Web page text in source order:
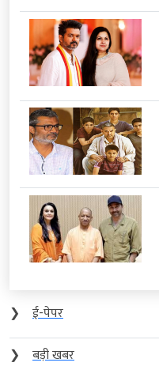
❯
ई-पेपर
❯
बड़ी खबर